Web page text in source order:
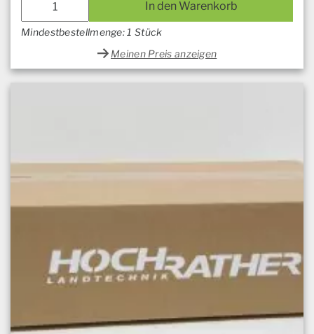
In den Warenkorb
Mindestbestellmenge: 1 Stück
Meinen Preis anzeigen